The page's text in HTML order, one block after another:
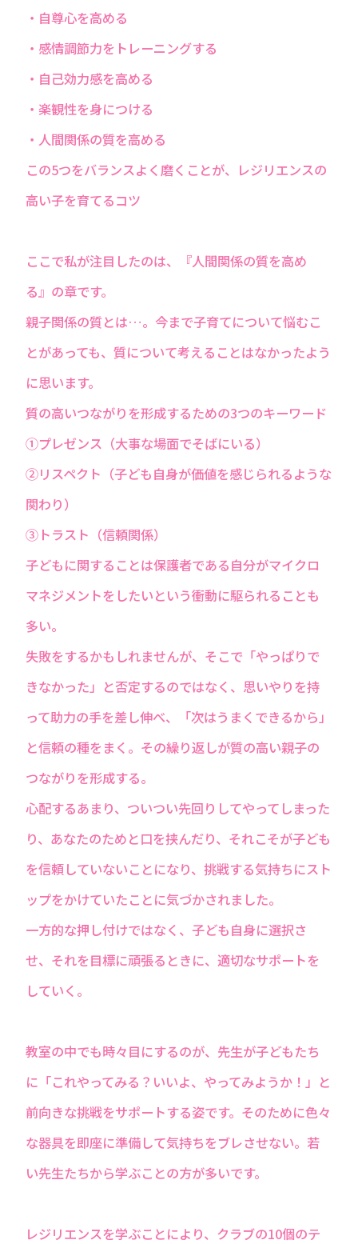
・自尊心を高める
・感情調節力をトレーニングする
・自己効力感を高める
・楽観性を身につける
・人間関係の質を高める
この5つをバランスよく磨くことが、レジリエンスの
高い子を育てるコツ
ここで私が注目したのは、『人間関係の質を高め
る』の章です。
親子関係の質とは…。今まで子育てについて悩むこ
とがあっても、質について考えることはなかったよう
に思います。
質の高いつながりを形成するための3つのキーワード
①プレゼンス（大事な場面でそばにいる）
②リスペクト（子ども自身が価値を感じられるような
関わり）
③トラスト（信頼関係）
子どもに関することは保護者である自分がマイクロ
マネジメントをしたいという衝動に駆られることも
多い。
失敗をするかもしれませんが、そこで「やっぱりで
きなかった」と否定するのではなく、思いやりを持
って助力の手を差し伸べ、「次はうまくできるから」
と信頼の種をまく。その繰り返しが質の高い親子の
つながりを形成する。
心配するあまり、ついつい先回りしてやってしまった
り、あなたのためと口を挟んだり、それこそが子ども
を信頼していないことになり、挑戦する気持ちにスト
ップをかけていたことに気づかされました。
一方的な押し付けではなく、子ども自身に選択さ
せ、それを目標に頑張るときに、適切なサポートを
していく。
教室の中でも時々目にするのが、先生が子どもたち
に「これやってみる？いいよ、やってみようか！」と
前向きな挑戦をサポートする姿です。そのために色々
な器具を即座に準備して気持ちをブレさせない。若
い先生たちから学ぶことの方が多いです。
レジリエンスを学ぶことにより、クラブの10個のテ